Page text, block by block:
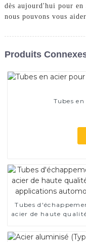
dès aujourd'hui pour
nous pouvons vous
Produits
Tubes
Tubes
acier de haute